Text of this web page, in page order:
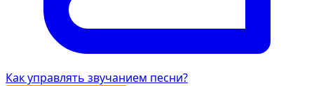
Как управлять звучанием песни?